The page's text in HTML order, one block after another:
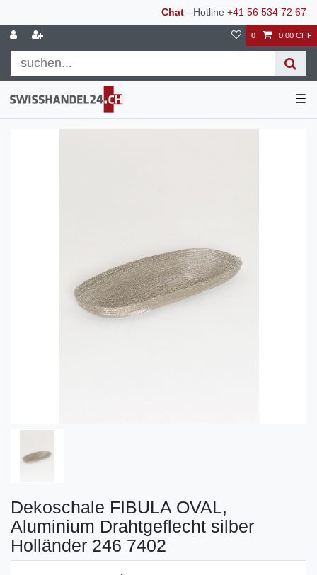
Chat - Hotline +41 56 534 72 67
0 0,00 CHF
☰
Dekoschale FIBULA OVAL,
Aluminium Drahtgeflecht silber
Holländer 246 7402